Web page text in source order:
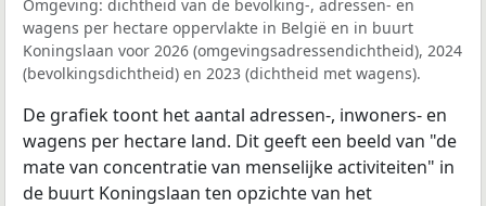
Omgeving: dichtheid van de bevolking-, adressen- en
wagens per hectare oppervlakte in België en in buurt
Koningslaan voor 2026 (omgevingsadressendichtheid), 2024
(bevolkingsdichtheid) en 2023 (dichtheid met wagens).
De grafiek toont het aantal adressen-, inwoners- en
wagens per hectare land. Dit geeft een beeld van "de
mate van concentratie van menselijke activiteiten" in
de buurt Koningslaan ten opzichte van het